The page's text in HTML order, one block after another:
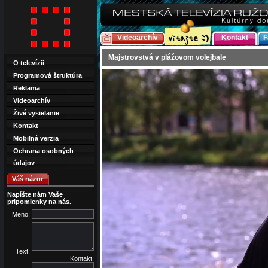
Videoarchív Kontakt
Majstrovstvá v plážovom volejbale
O televízii
Programová štruktúra
Reklama
Videoarchív
Živé vysielanie
Kontakt
Mobilná verzia
Ochrana osobných
údajov
Váš názor
Napíšte nám Vaše
pripomienky na nás.
Meno:
Text:
Kontakt: